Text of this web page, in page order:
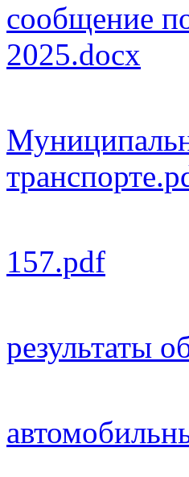
сообщение
2025.docx
157.pdf
результаты